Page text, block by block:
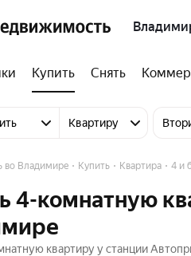
Купить Снять
Квартиру
во Владимире Купить Квартира 4 и
4-комнатную
квартиру у станции